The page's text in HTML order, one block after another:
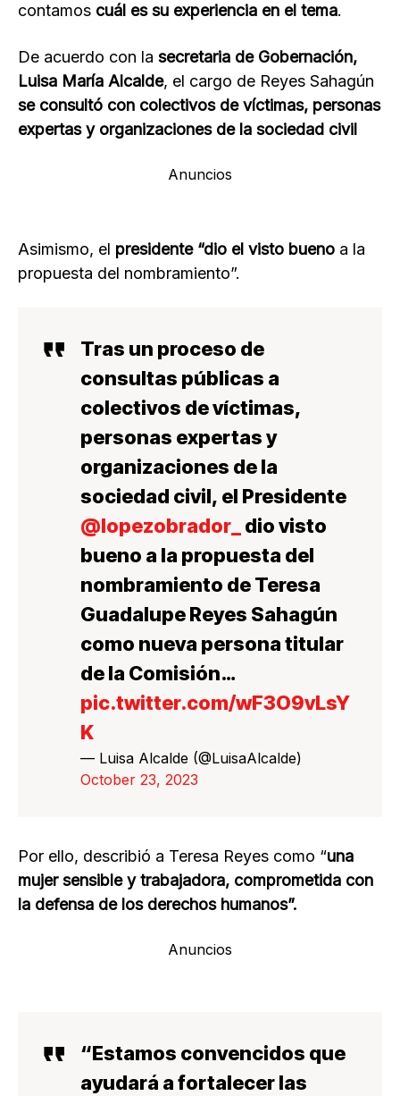
contamos cuál es su experiencia en el tema.
De acuerdo con la secretaria de Gobernación,
Luisa María Alcalde, el cargo de Reyes Sahagún
se consultó con colectivos de víctimas, personas
expertas y organizaciones de la sociedad civil
Anuncios
Asimismo, el presidente “dio el visto bueno a la
propuesta del nombramiento”.
Tras un proceso de
consultas públicas a
colectivos de víctimas,
personas expertas y
organizaciones de la
sociedad civil, el Presidente
@lopezobrador_
dio visto
bueno a la propuesta del
nombramiento de Teresa
Guadalupe Reyes Sahagún
como nueva persona titular
de la Comisión…
pic.twitter.com/wF3O9vLsY
K
— Luisa Alcalde (@LuisaAlcalde)
October 23, 2023
Por ello, describió a Teresa Reyes como “una
mujer sensible y trabajadora, comprometida con
la defensa de los derechos humanos”.
Anuncios
“Estamos convencidos que
ayudará a fortalecer las